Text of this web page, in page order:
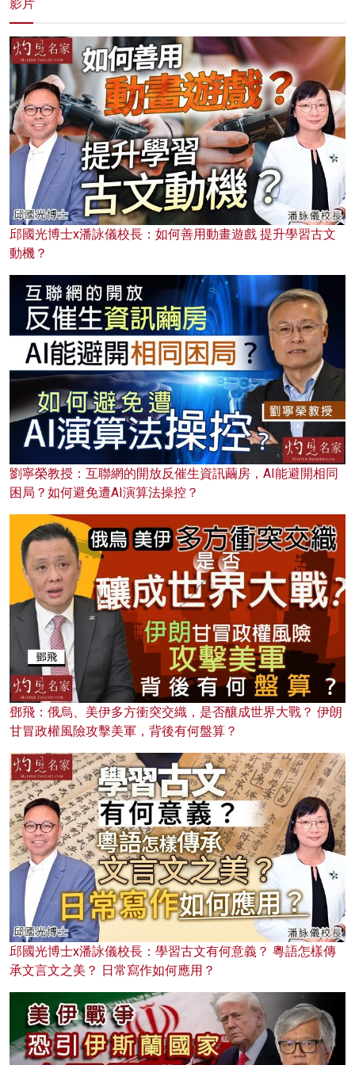
影片
邱國光博士x潘詠儀校長：如何善用動畫遊戲 提升學習古文
動機？
劉寧榮教授：互聯網的開放反催生資訊繭房，AI能避開相同
困局？如何避免遭AI演算法操控？
鄧飛：俄烏、美伊多方衝突交織，是否釀成世界大戰？ 伊朗
甘冒政權風險攻擊美軍，背後有何盤算？
邱國光博士x潘詠儀校長：學習古文有何意義？ 粵語怎樣傳
承文言文之美？ 日常寫作如何應用？